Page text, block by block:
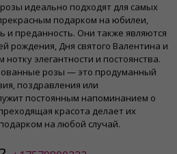
идеально подходят для самых
подарком на юбилеи,
и преданность. Они также являются
рождения, Дня святого Валентина и
элегантности и постоянства.
розы — это продуманный
поздравления или
постоянным напоминанием о
красота делает их
на любой случай.